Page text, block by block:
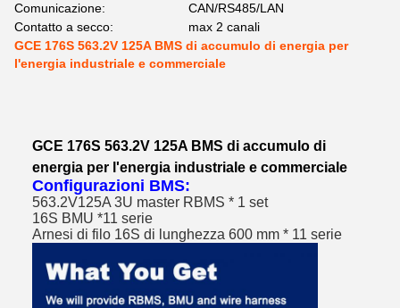
Comunicazione:
CAN/RS485/LAN
Contatto a secco:
max 2 canali
GCE 176S 563.2V 125A BMS di accumulo di energia per
l'energia industriale e commerciale
GCE 176S 563.2V 125A BMS di accumulo di
energia per l'energia industriale e commerciale
Configurazioni BMS:
563.2V125A 3U master RBMS * 1 set
16S BMU *11 serie
Arnesi di filo 16S di lunghezza 600 mm * 11 serie